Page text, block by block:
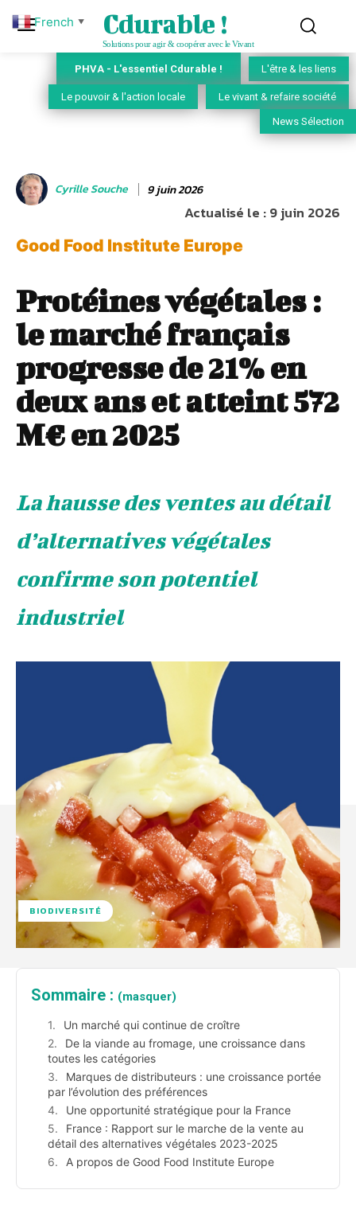
Cdurable !
Solutions pour agir & coopérer avec le Vivant
PHVA - L'essentiel Cdurable ! L'être & les liens
Le pouvoir & l'action locale Le vivant & refaire société
News Sélection
Cyrille Souche 9 juin 2026
Actualisé le :9 juin 2026
Good Food Institute Europe
Protéines végétales :
le marché français
progresse de 21% en
deux ans et atteint 572
M€ en 2025
La hausse des ventes au détail
d’alternatives végétales
confirme son potentiel
industriel
BIODIVERSITÉ
Sommaire : (masquer)
Un marché qui continue de croître
De la viande au fromage, une croissance dans
toutes les catégories
Marques de distributeurs : une croissance portée
par l’évolution des préférences
Une opportunité stratégique pour la France
France : Rapport sur le marche de la vente au
détail des alternatives végétales 2023-2025
A propos de Good Food Institute Europe
French ▼